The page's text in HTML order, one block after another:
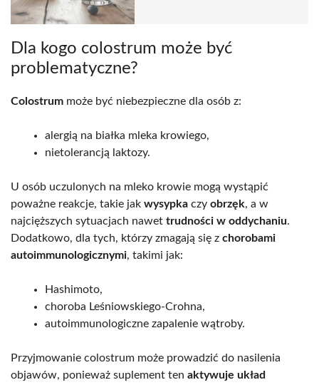
Dla kogo colostrum może być
problematyczne?
Colostrum może być niebezpieczne dla osób z:
alergią na białka mleka krowiego,
nietolerancją laktozy.
U osób uczulonych na mleko krowie mogą wystąpić
poważne reakcje, takie jak wysypka czy obrzęk, a w
najcięższych sytuacjach nawet trudności w oddychaniu.
Dodatkowo, dla tych, którzy zmagają się z chorobami
autoimmunologicznymi, takimi jak:
Hashimoto,
choroba Leśniowskiego-Crohna,
autoimmunologiczne zapalenie wątroby.
Przyjmowanie colostrum może prowadzić do nasilenia
objawów, ponieważ suplement ten aktywuje układ